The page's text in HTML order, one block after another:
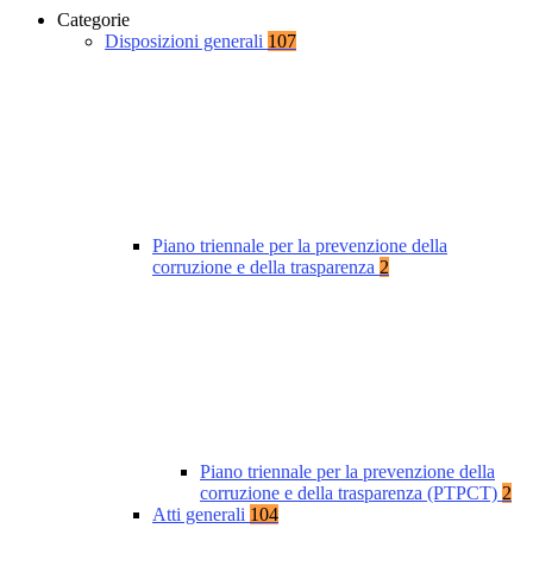
Categorie
Disposizioni generali 107
Piano triennale per la prevenzione della
corruzione e della trasparenza 2
Piano triennale per la prevenzione della
corruzione e della trasparenza (PTPCT) 2
Atti generali 104